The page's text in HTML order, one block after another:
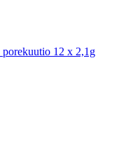
12 x 2,1g